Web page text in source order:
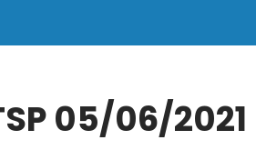
05/06/2021